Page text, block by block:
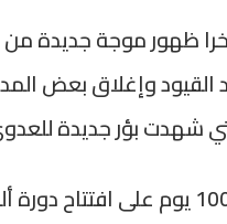
شهدت بؤر جديدة